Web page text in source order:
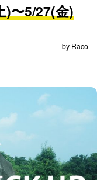
)〜5/27(金)
by Raco